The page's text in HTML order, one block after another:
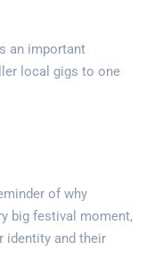
an important
local gigs to one
of why
big festival moment,
identity and their